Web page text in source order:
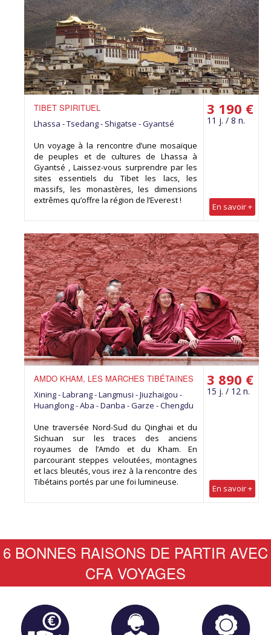
3 190 €
11 j. / 8 n.
En savoir +
TIBET SPIRITUEL
Lhassa - Tsedang - Shigatse - Gyantsé
Un voyage à la rencontre d’une mosaïque
de peuples et de cultures de Lhassa à
Gyantsé , Laissez-vous surprendre par les
sites essentiels du Tibet les lacs, les
massifs, les monastères, les dimensions
extrêmes qu’offre la région de l’Everest !
3 890 €
15 j. / 12 n.
En savoir +
AMDO KHAM, LES MARCHES TIBÉTAINES
Xining - Labrang - Langmusi - Jiuzhaigou -
Huanglong - Aba - Danba - Garze - Chengdu
Une traversée Nord-Sud du Qinghai et du
Sichuan sur les traces des anciens
royaumes de l’Amdo et du Kham. En
parcourant steppes veloutées, montagnes
et lacs bleutés, vous irez à la rencontre des
Tibétains portés par une foi lumineuse.
6 BONNES RAISONS DE PARTIR AVEC
CFA VOYAGES